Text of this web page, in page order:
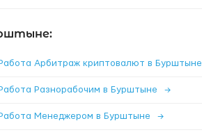
Работа Арбитраж криптовалют в Бурштыне
Работа Разнорабочим в Бурштыне →
Работа Менеджером в Бурштыне →